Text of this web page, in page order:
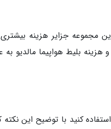
مجموعه جزایر هزینه
بلیط هواپیما مالدیو
کنید با توضیح این